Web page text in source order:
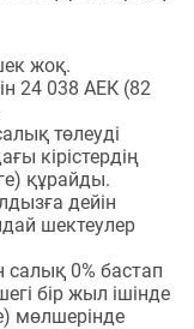
жоқ.
24 038 АЕК (82
төлеуді
кірістердің
құрайды.
дейін
шектеулер
салық 0% бастап
бір жыл ішінде
мөлшерінде